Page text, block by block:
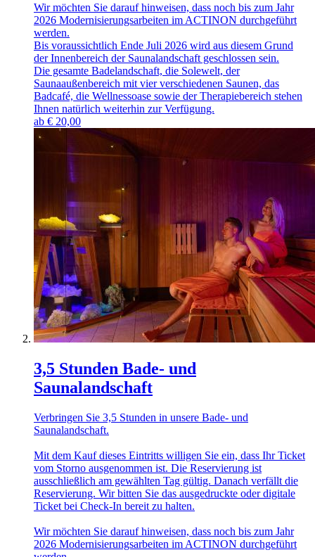
Wir möchten Sie darauf hinweisen, dass noch bis zum Jahr
2026 Modernisierungsarbeiten im ACTINON durchgeführt
werden.
Bis voraussichtlich Ende Juli 2026 wird aus diesem Grund
der Innenbereich der Saunalandschaft geschlossen sein.
Die gesamte Badelandschaft, die Solewelt, der
Saunaaußenbereich mit vier verschiedenen Saunen, das
Badcafé, die Wellnessoase sowie der Therapiebereich stehen
Ihnen natürlich weiterhin zur Verfügung.
ab € 20,00
3,5 Stunden Bade- und
Saunalandschaft
Verbringen Sie 3,5 Stunden in unsere Bade- und
Saunalandschaft.
Mit dem Kauf dieses Eintritts willigen Sie ein, dass Ihr Ticket
vom Storno ausgenommen ist. Die Reservierung ist
ausschließlich am gewählten Tag gültig. Danach verfällt die
Reservierung. Wir bitten Sie das ausgedruckte oder digitale
Ticket bei Check-In bereit zu halten.
Wir möchten Sie darauf hinweisen, dass noch bis zum Jahr
2026 Modernisierungsarbeiten im ACTINON durchgeführt